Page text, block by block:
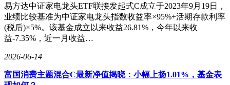
易方达中证家电龙头ETF联接发起式C成立于2023年9月19日，
业绩比较基准为中证家电龙头指数收益率×95%+活期存款利率
(税后)×5%。该基金成立以来收益26.81%，今年以来收
益-7.35%，近一月收益…
2026-06-14
富国消费主题混合C最新净值揭晓：小幅上扬1.01%，基金表